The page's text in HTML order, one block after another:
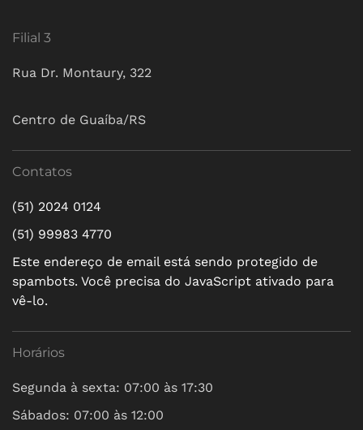
Filial 3
Rua Dr. Montaury, 322
Centro de Guaíba/RS
Contatos
(51) 2024 0124
(51) 99983 4770
Este endereço de email está sendo protegido de
spambots. Você precisa do JavaScript ativado para
vê-lo.
Horários
Segunda à sexta: 07:00 às 17:30
Sábados: 07:00 às 12:00